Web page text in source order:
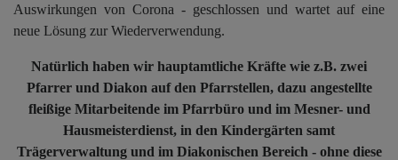
Auswirkungen von Corona - geschlossen und wartet auf eine
neue Lösung zur Wiederverwendung.
Natürlich haben wir hauptamtliche Kräfte wie z.B. zwei
Pfarrer und Diakon auf den Pfarrstellen, dazu angestellte
fleißige Mitarbeitende im Pfarrbüro und im Mesner- und
Hausmeisterdienst, in den Kindergärten samt
Trägerverwaltung und im Diakonischen Bereich - ohne diese